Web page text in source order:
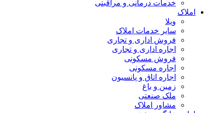
خدمات درمانی و مراقبتی
املاک
ویلا
سایر خدمات املاک
فروش اداری و تجاری
اجاره اداری و تجاری
فروش مسکونی
اجاره مسکونی
اجاره اتاق و پانسیون
زمین و باغ
ملک صنعتی
مشاور املاک